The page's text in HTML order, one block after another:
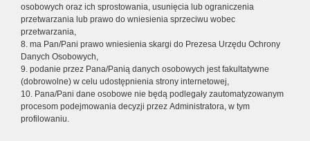
osobowych oraz ich sprostowania, usunięcia lub ograniczenia
przetwarzania lub prawo do wniesienia sprzeciwu wobec
przetwarzania,
8. ma Pan/Pani prawo wniesienia skargi do Prezesa Urzędu Ochrony
Danych Osobowych,
9. podanie przez Pana/Panią danych osobowych jest fakultatywne
(dobrowolne) w celu udostępnienia strony internetowej,
10. Pana/Pani dane osobowe nie będą podlegały zautomatyzowanym
procesom podejmowania decyzji przez Administratora, w tym
profilowaniu.